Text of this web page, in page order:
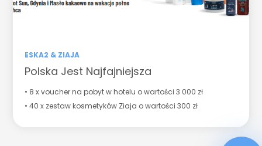
ESKA2 & ZIAJA
Polska Jest Najfajniejsza
• 8 x voucher na pobyt w hotelu o wartości 3 000 zł
• 40 x zestaw kosmetyków Ziaja o wartości 300 zł